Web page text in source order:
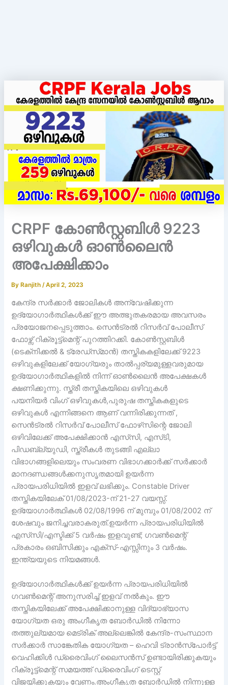
CRPF കോണ്‍സ്റ്റബിള്‍ 9223
ഒഴിവുകള്‍ ഓണ്‍ലൈന്‍
അപേക്ഷിക്കാം
ByRanjith /April 2, 2023
കേന്ദ്ര സർക്കാർ ജോലികൾ അന്വേഷിക്കുന്ന
ഉദ്യോഗാർത്ഥികൾക്ക് ഈ അത്ഭുതകരമായ അവസരം
പ്രയോജനപ്പെടുത്താം. സെൻട്രൽ റിസർവ് പോലീസ്
ഫോഴ്സ് റിക്രൂട്ട്മെന്റ് പുറത്തിറക്കി. കോൺസ്റ്റബിൾ
(ടെക്‌നിക്കൽ & ട്രേഡ്‌സ്‌മാൻ) തസ്തികകളിലേക്ക് 9223
ഒഴിവുകളിലേക്ക് യോഗ്യരും താൽപ്പര്യമുള്ളവരുമായ
ഉദ്യോഗാർത്ഥികളിൽ നിന്ന് ഓൺലൈൻ അപേക്ഷകൾ
ക്ഷണിക്കുന്നു. സ്ത്രീ തസ്തികയിലെ ഒഴിവുകൾ
പയനിയർ വിംഗ് ഒഴിവുകൾ,പുരുഷ തസ്തികകളുടെ
ഒഴിവുകൾ എന്നിങ്ങനെ ആണ് വന്നിരിക്കുന്നത് ,
സെൻട്രൽ റിസർവ് പോലീസ് ഫോഴ്‌സിന്റെ ജോലി
ഒഴിവിലേക്ക് അപേക്ഷിക്കാൻ എസ്‌സി, എസ്‌ടി,
പിഡബ്ല്യുഡി, സ്ത്രീകൾ തുടങ്ങി എല്ലാ
വിഭാഗങ്ങളിലെയും സംവരണ വിഭാഗക്കാർക്ക് സർക്കാർ
മാനദണ്ഡങ്ങൾക്കനുസൃതമായി ഉയർന്ന
പ്രായപരിധിയിൽ ഇളവ് ലഭിക്കും. Constable Driver
തസ്തികയിലേക് 01/08/2023-ന് 21-27 വയസ്സ്.
ഉദ്യോഗാർത്ഥികൾ 02/08/1996 ന് മുമ്പും 01/08/2002 ന്
ശേഷവും ജനിച്ചവരാകരുത്.ഉയർന്ന പ്രായപരിധിയിൽ
എസ്‌സി/എസ്ടിക്ക് 5 വർഷം ഇളവുണ്ട്; ഗവൺമെന്റ്
പ്രകാരം ഒബിസിക്കും എക്സ്-എസ്സിനും 3 വർഷം.
ഇന്ത്യയുടെ നിയമങ്ങൾ.
ഉദ്യോഗാർത്ഥികൾക്ക് ഉയർന്ന പ്രായപരിധിയിൽ
ഗവൺമെന്റ് അനുസരിച്ച് ഇളവ് നൽകും. ഈ
തസ്തികയിലേക്ക് അപേക്ഷിക്കാനുള്ള വിദ്യാഭ്യാസ
യോഗ്യത ഒരു അംഗീകൃത ബോർഡിൽ നിന്നോ
തത്തുല്യമായ മെട്രിക് അല്ലെങ്കിൽ കേന്ദ്ര-സംസ്ഥാന
സർക്കാർ സാങ്കേതിക യോഗ്യത – ഹെവി ട്രാൻസ്‌പോർട്ട്
വെഹിക്കിൾ ഡ്രൈവിംഗ് ലൈസൻസ് ഉണ്ടായിരിക്കുകയും
റിക്രൂട്ട്‌മെന്റ് സമയത്ത് ഡ്രൈവിംഗ് ടെസ്റ്റ്
വിജയിക്കുകയും വേണം.അംഗീകൃത ബോർഡിൽ നിന്നുള്ള